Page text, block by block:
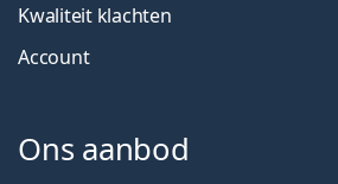
Kwaliteit klachten
Account
Ons aanbod